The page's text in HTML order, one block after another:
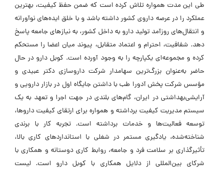
طی این مدت همواره تلاش کرده است که ضمن حفظ کیفیت، بهترین
عملکرد را در عرصه داروی کشور داشته باشد و با خلق ایده‌های نوآورانه
و انتقال‌های روزآمد تولید دارو به داخل کشور، به نیازهای جامعه پاسخ
دهد. شفافیت، احترام و اعتماد متقابل، پیوند میان اعضا را مستحکم
کرده و مجموعه‌ای یکپارچه را به وجود آورده است. کوبل دارو در حال
حاضر به‌عنوان بزرگ‌ترین سهامدار شرکت داروسازی دکتر عبیدی و
مؤسس شرکت پخش آدورا طب با داشتن جایگاه اول در بازار دارویی و
آرایشی‌بهداشتی در ایران، گام‌های بلندی در جهت اجرا و تعهد به یک
سیستم مدیریت کیفیت برداشته و همواره برای ارتقای کیفیت داروها،
توسعه فعالیت‌ها و خدمات برداشته است. تجربه کار با برندی
شناخته‌شده، یادگیری مستمر در شغلی با استانداردهای کاری بالا،
تأثیرگذاری بر سلامت فرد و جامعه، روابط کاری دوستانه و همکاری با
شرکای بین‌المللی از دلایل همکاری با کوبل دارو است. لیست